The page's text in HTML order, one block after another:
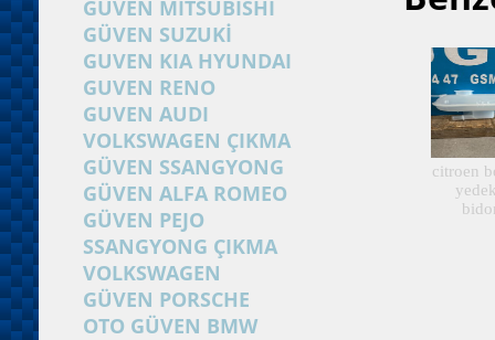
GÜVEN MİTSUBİSHİ
GÜVEN SUZUKİ
GUVEN KIA HYUNDAI
GUVEN RENO
GUVEN AUDI
VOLKSWAGEN ÇIKMA
GÜVEN SSANGYONG
GÜVEN ALFA ROMEO
GÜVEN PEJO
SSANGYONG ÇIKMA
VOLKSWAGEN
GÜVEN PORSCHE
OTO GÜVEN BMW
citroen